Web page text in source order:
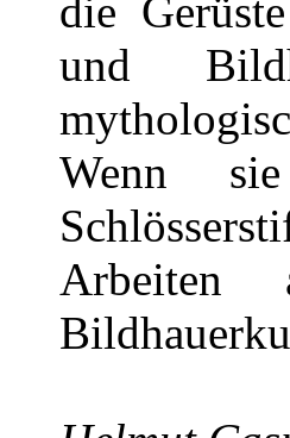
die
und
Wenn
Arbeiten